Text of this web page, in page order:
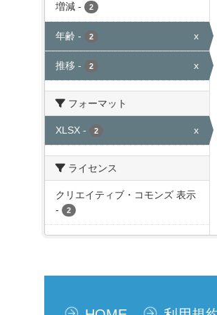
増減 - 2
年齢 - 2 x
推移 - 2 x
フォーマット
XLSX - 2 x
ライセンス
クリエイティブ・コモンズ 表示
-
2